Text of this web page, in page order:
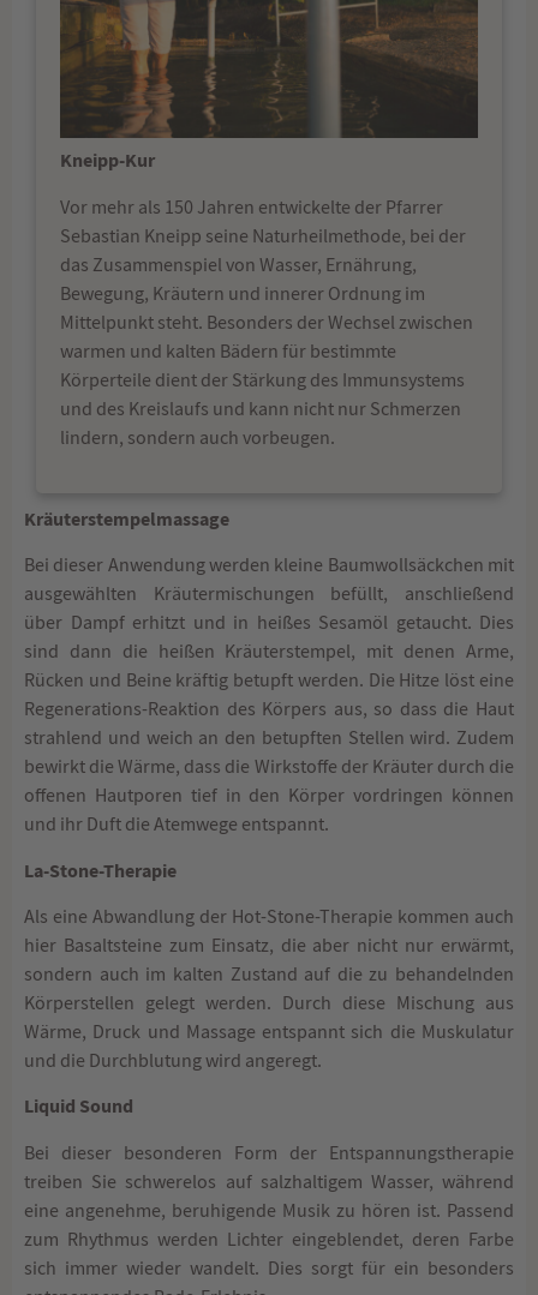
Kneipp-Kur
Vor mehr als 150 Jahren entwickelte der Pfarrer
Sebastian Kneipp seine Naturheilmethode, bei der
das Zusammenspiel von Wasser, Ernährung,
Bewegung, Kräutern und innerer Ordnung im
Mittelpunkt steht. Besonders der Wechsel zwischen
warmen und kalten Bädern für bestimmte
Körperteile dient der Stärkung des Immunsystems
und des Kreislaufs und kann nicht nur Schmerzen
lindern, sondern auch vorbeugen.
Kräuterstempelmassage
Bei dieser Anwendung werden kleine Baumwollsäckchen mit
ausgewählten Kräutermischungen befüllt, anschließend
über Dampf erhitzt und in heißes Sesamöl getaucht. Dies
sind dann die heißen Kräuterstempel, mit denen Arme,
Rücken und Beine kräftig betupft werden. Die Hitze löst eine
Regenerations-Reaktion des Körpers aus, so dass die Haut
strahlend und weich an den betupften Stellen wird. Zudem
bewirkt die Wärme, dass die Wirkstoffe der Kräuter durch die
offenen Hautporen tief in den Körper vordringen können
und ihr Duft die Atemwege entspannt.
La-Stone-Therapie
Als eine Abwandlung der Hot-Stone-Therapie kommen auch
hier Basaltsteine zum Einsatz, die aber nicht nur erwärmt,
sondern auch im kalten Zustand auf die zu behandelnden
Körperstellen gelegt werden. Durch diese Mischung aus
Wärme, Druck und Massage entspannt sich die Muskulatur
und die Durchblutung wird angeregt.
Liquid Sound
Bei dieser besonderen Form der Entspannungstherapie
treiben Sie schwerelos auf salzhaltigem Wasser, während
eine angenehme, beruhigende Musik zu hören ist. Passend
zum Rhythmus werden Lichter eingeblendet, deren Farbe
sich immer wieder wandelt. Dies sorgt für ein besonders